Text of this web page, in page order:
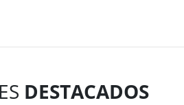
DESTACADOS